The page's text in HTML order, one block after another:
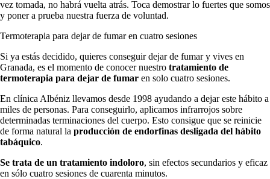
vez tomada, no habrá vuelta atrás. Toca demostrar lo fuertes que somos
y poner a prueba nuestra fuerza de voluntad.
Termoterapia para dejar de fumar en cuatro sesiones
Si ya estás decidido, quieres conseguir dejar de fumar y vives en
Granada, es el momento de conocer nuestro tratamiento de
termoterapia para dejar de fumar en solo cuatro sesiones.
En clínica Albéniz llevamos desde 1998 ayudando a dejar este hábito a
miles de personas. Para conseguirlo, aplicamos infrarrojos sobre
determinadas terminaciones del cuerpo. Esto consigue que se reinicie
de forma natural la producción de endorfinas desligada del hábito
tabáquico.
Se trata de un tratamiento indoloro, sin efectos secundarios y eficaz
en sólo cuatro sesiones de cuarenta minutos.